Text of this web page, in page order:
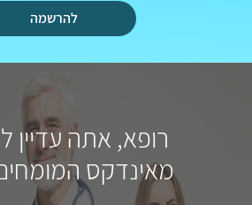
להרשמה
רופא, אתה עדיין
מאינדקס